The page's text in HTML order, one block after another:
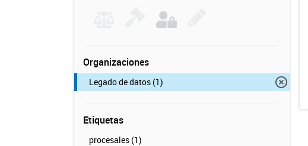
Organizaciones
Legado de datos (1)
Etiquetas
procesales (1)